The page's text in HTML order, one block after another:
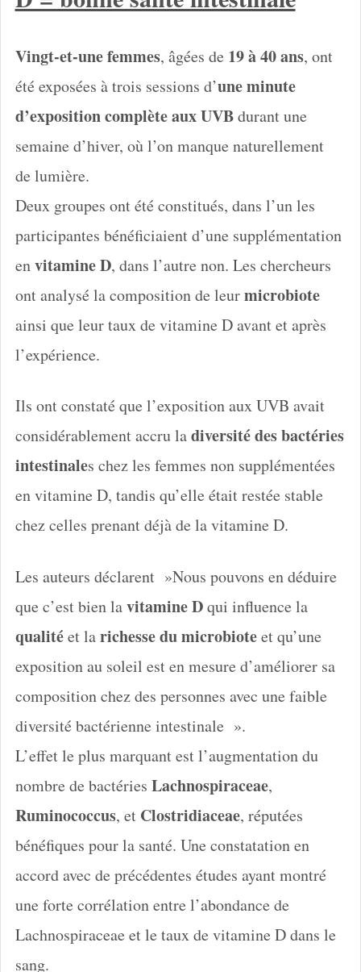
Vingt-et-une femmes, âgées de 19 à 40 ans, ont
été exposées à trois sessions d’une minute
d’exposition complète aux UVBdurant une
semaine d’hiver, où l’on manque naturellement
de lumière.
Deux groupes ont été constitués, dans l’un les
participantes bénéficiaient d’une supplémentation
envitamine D, dans l’autre non. Les chercheurs
ont analysé la composition de leurmicrobiote
ainsi que leur taux de vitamine D avant et après
l’expérience.
Ils ont constaté que l’exposition aux UVB avait
considérablement accru ladiversité des bactéries
intestinales chez les femmes non supplémentées
en vitamine D, tandis qu’elle était restée stable
chez celles prenant déjà de la vitamine D.
Les auteurs déclarent »Nous pouvons en déduire
que c’est bien lavitamine Dqui influence la
qualitéet larichesse du microbioteet qu’une
exposition au soleil est en mesure d’améliorer sa
composition chez des personnes avec une faible
diversité bactérienne intestinale ».
L’effet le plus marquant est l’augmentation du
nombre de bactéries Lachnospiraceae,
Ruminococcus, et Clostridiaceae, réputées
bénéfiques pour la santé. Une constatation en
accord avec de précédentes études ayant montré
une forte corrélation entre l’abondance de
Lachnospiraceae et le taux de vitamine D dans le
sang.